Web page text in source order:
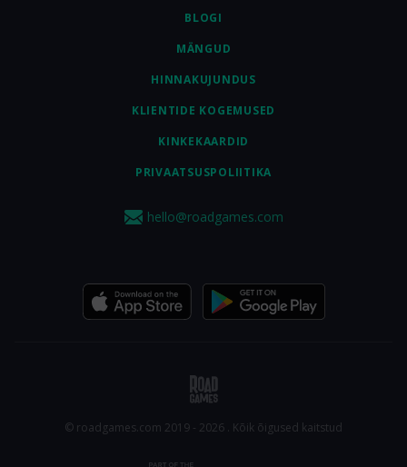
BLOGI
MÄNGUD
HINNAKUJUNDUS
KLIENTIDE KOGEMUSED
KINKEKAARDID
PRIVAATSUSPOLIITIKA
hello@roadgames.com
© roadgames.com 2019 - 2026 . Kõik õigused kaitstud